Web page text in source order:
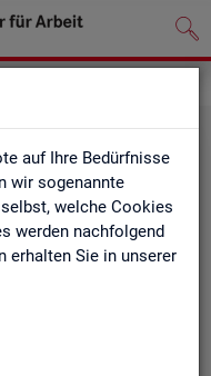
auf Ihre Bedürfnisse
wir sogenannte
welche Cookies
werden nachfolgend
erhalten Sie in unserer